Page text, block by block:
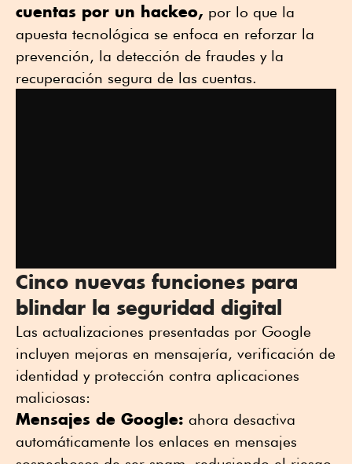
cuentas por un hackeo, por lo que la
apuesta tecnológica se enfoca en reforzar la
prevención, la detección de fraudes y la
recuperación segura de las cuentas.
Cinco nuevas funciones para
blindar la seguridad digital
Las actualizaciones presentadas por Google
incluyen mejoras en mensajería, verificación de
identidad y protección contra aplicaciones
maliciosas:
Mensajes de Google: ahora desactiva
automáticamente los enlaces en mensajes